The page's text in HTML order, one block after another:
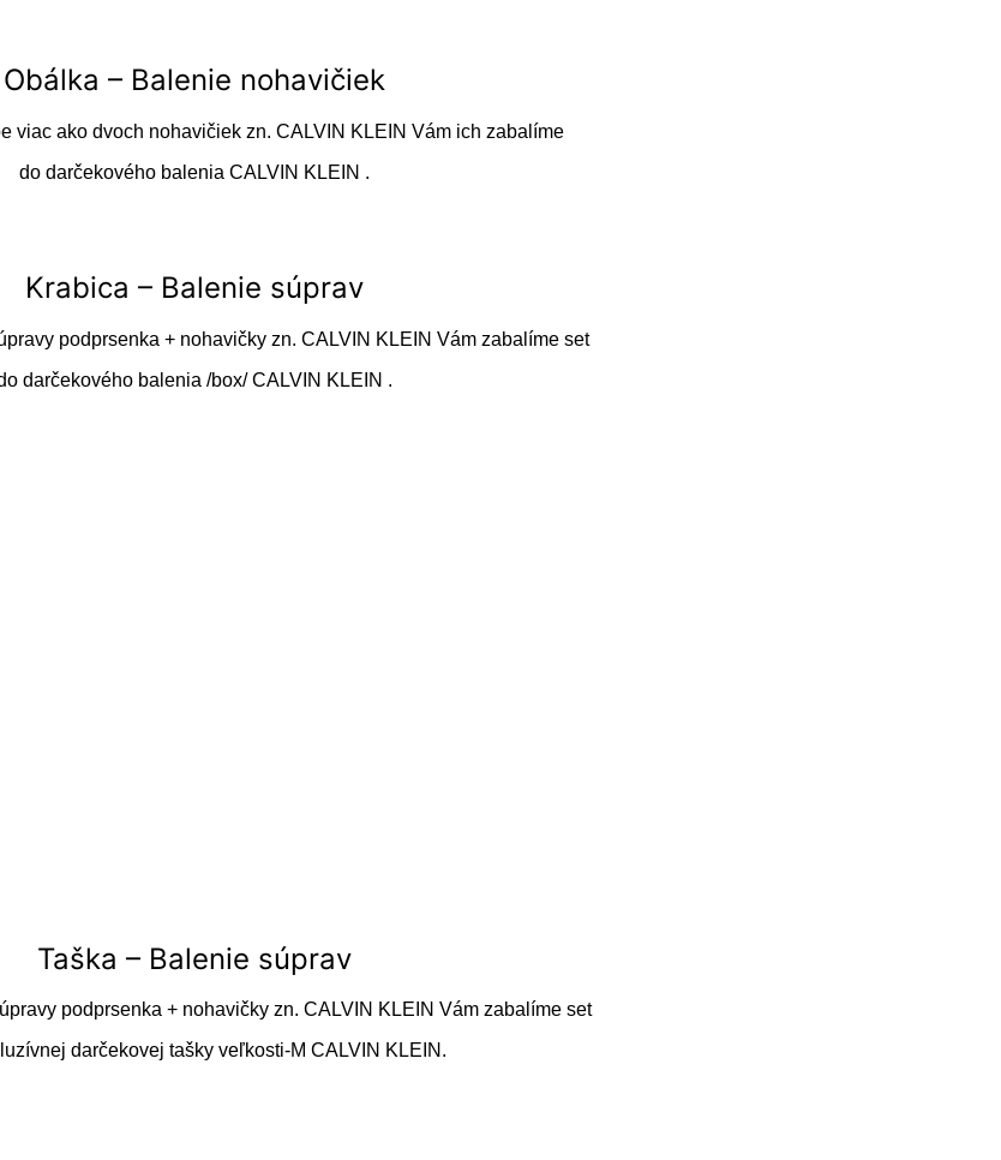
Obálka – Balenie nohavičiek
viac ako dvoch nohavičiek zn. CALVIN KLEIN Vám ich zabalíme
do darčekového balenia CALVIN KLEIN .
Krabica – Balenie súprav
podprsenka + nohavičky zn. CALVIN KLEIN Vám zabalíme set
darčekového balenia /box/ CALVIN KLEIN .
Taška – Balenie súprav
podprsenka + nohavičky zn. CALVIN KLEIN Vám zabalíme set
darčekovej tašky veľkosti-M CALVIN KLEIN.